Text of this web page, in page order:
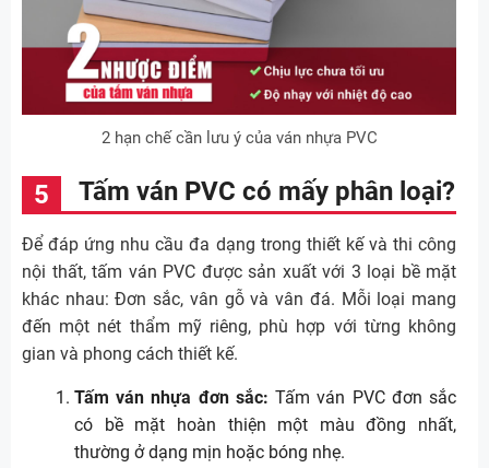
2 hạn chế cần lưu ý của ván nhựa PVC
Tấm ván PVC có mấy phân loại?
Để đáp ứng nhu cầu đa dạng trong thiết kế và thi công
nội thất, tấm ván PVC được sản xuất với 3 loại bề mặt
khác nhau: Đơn sắc, vân gỗ và vân đá. Mỗi loại mang
đến một nét thẩm mỹ riêng, phù hợp với từng không
gian và phong cách thiết kế.
Tấm ván nhựa đơn sắc: Tấm ván PVC đơn sắc
có bề mặt hoàn thiện một màu đồng nhất,
thường ở dạng mịn hoặc bóng nhẹ.